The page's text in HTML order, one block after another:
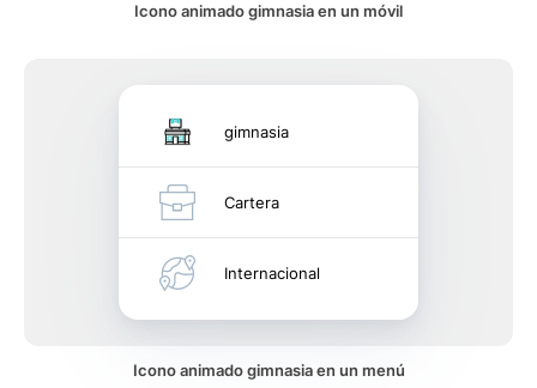
Icono animado gimnasia en un móvil
gimnasia
Cartera
Internacional
Icono animado gimnasia en un menú